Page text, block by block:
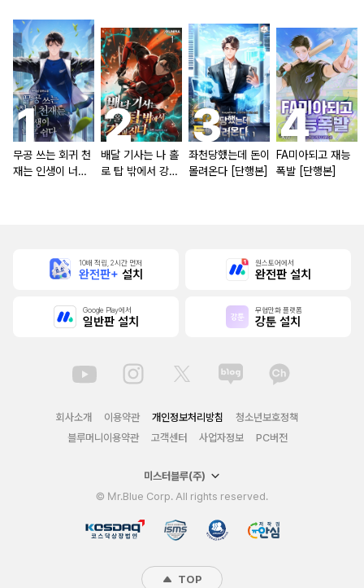
무공 쓰는 회귀 천
재는 인생이 너무
배달 기사는 나 홀
로 탑 밖에서 강해
좌천당했는데 돈이
몰려온다 [단행본]
FA미아되고 재능
폭발 [단행본]
10배 적립, 2시간 먼저
완전판+ 설치
원스토어에서
완전판 설치
Google Play에서
일반판 설치
무협만화 플랫폼
강툰 설치
회사소개 이용약관 개인정보처리방침
청소년보호정책
블루머니이용약관
고객센터 사업자정보 PC버전
미스터블루(주)
© Mr.Blue Corp. All rights reserved.
TOP